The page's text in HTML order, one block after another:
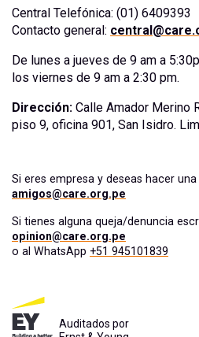
Central Telefónica: (01) 6409393
Contacto general:
De lunes a jueves de 9 am a
los viernes de 9 am a 2:30 pm.
Dirección: Calle Amador Merino
piso 9, oficina 901, San Isidro.
Si eres empresa y deseas hacer
amigos@care.org.pe
Si tienes alguna queja/denuncia
opinion@care.org.pe
o al WhatsApp +51 945101839
Auditados por